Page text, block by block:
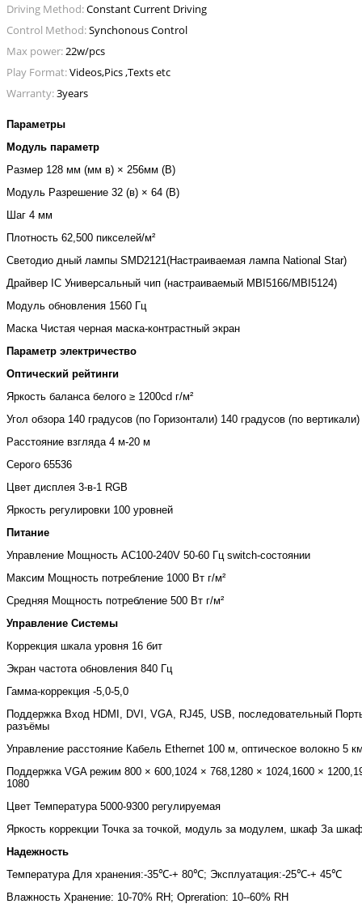
Driving Method:Constant Current Driving
Control Method:Synchonous Control
Max power:22w/pcs
Play Format:Videos,Pics ,Texts etc
Warranty:3years
Параметры
Модуль параметр
Размер 128 мм (мм в) × 256мм (В)
Модуль Разрешение 32 (в) × 64 (В)
Шаг 4 мм
Плотность 62,500 пикселей/м²
Светодио дный лампы SMD2121(Настраиваемая лампа National Star)
Драйвер IC Универсальный чип (настраиваемый MBI5166/MBI5124)
Модуль обновления 1560 Гц
Маска Чистая черная маска-контрастный экран
Параметр электричество
Оптический рейтинги
Яркость баланса белого ≥ 1200cd г/м²
Угол обзора 140 градусов (по Горизонтали) 140 градусов (по вертикали)
Расстояние взгляда 4 м-20 м
Серого 65536
Цвет дисплея 3-в-1 RGB
Яркость регулировки 100 уровней
Питание
Управление Мощность AC100-240V 50-60 Гц switch-состоянии
Максим Мощность потребление 1000 Вт г/м²
Средняя Мощность потребление 500 Вт г/м²
Управление Системы
Коррекция шкала уровня 16 бит
Экран частота обновления 840 Гц
Гамма-коррекция -5,0-5,0
Поддержка Вход HDMI, DVI, VGA, RJ45, USB, последовательный
разъёмы
Управление расстояние Кабель Ethernet 100 м, оптическое волокно 5
Поддержка VGA режим 800 × 600,1024 × 768,1280 × 1024,1600 ×
1080
Цвет Температура 5000-9300 регулируемая
Яркость коррекции Точка за точкой, модуль за модулем, шкаф За
Надежность
Температура Для хранения:-35℃-+ 80℃; Эксплуатация:-25℃-+ 45℃
Влажность Хранение: 10-70% RH; Opreration: 10--60% RH